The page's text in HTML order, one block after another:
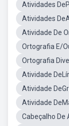
Atividades
Atividades
Atividade De
Ortografia E/
Ortografia
Atividade
Atividade
Atividade
Cabeçalho De